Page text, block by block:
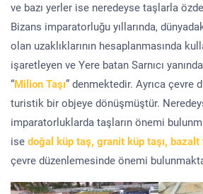
ve bazı yerler ise neredeyse taşlarla
Bizans imparatorluğu yıllarında,
olan uzaklıklarının hesaplanmasında
işaretleyen ve Yere batan Sarnıcı
“Milion Taşı” denmektedir. Ayrıca çevre
turistik bir objeye dönüşmüştür.
imparatorluklarda taşların önemi
ise doğal küp taş, granit küp taşı, bazalt
çevre düzenlemesinde önemi